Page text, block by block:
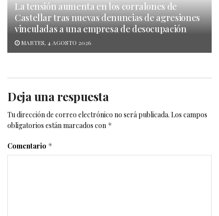
La tensión aumenta en los corralones de
Castellar tras nuevas denuncias de agresiones
vinculadas a una empresa de desocupación
MARTES, 4 AGOSTO 2026
Deja una respuesta
Tu dirección de correo electrónico no será publicada. Los campos
obligatorios están marcados con *
Comentario *